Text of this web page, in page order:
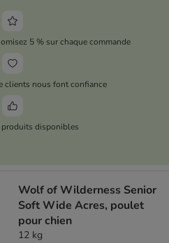
5 % sur chaque commande
clients nous font confiance
disponibles
Wolf of Wilderness Senior
Soft Wide Acres, poulet
pour chien
12 kg